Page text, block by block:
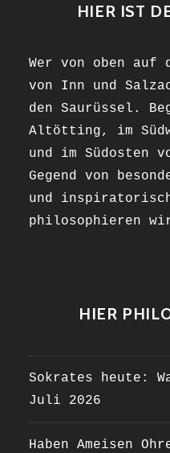
HIER IST
Wer von oben auf
von Inn und
den Saurüssel.
Altötting, im
und im Südosten
Gegend von
und
philosophieren
HIER
Sokrates heute:
Juli 2026
Haben Ameisen